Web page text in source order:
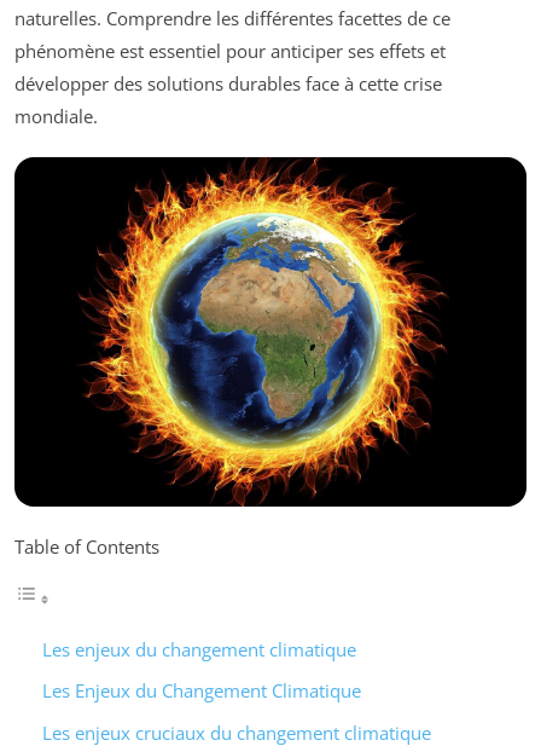
naturelles. Comprendre les différentes facettes de ce
phénomène est essentiel pour anticiper ses effets et
développer des solutions durables face à cette crise
mondiale.
Table of Contents
Les enjeux du changement climatique
Les Enjeux du Changement Climatique
Les enjeux cruciaux du changement climatique